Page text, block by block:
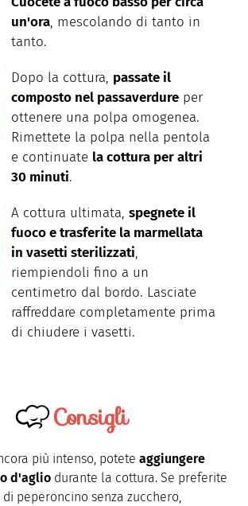
un'ora, mescolando di tanto in
tanto.
Dopo la cottura, passate il
composto nel passaverdure per
ottenere una polpa omogenea.
Rimettete la polpa nella pentola
e continuate la cottura per altri
30 minuti.
A cottura ultimata, spegnete il
fuoco e trasferite la marmellata
in vasetti sterilizzati,
riempiendoli fino a un
centimetro dal bordo. Lasciate
raffreddare completamente prima
di chiudere i vasetti.
Consigli
più intenso, potete aggiungere
d'aglio durante la cottura. Se preferite
peperoncino senza zucchero,